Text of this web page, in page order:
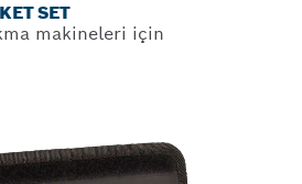
SET
makineleri için